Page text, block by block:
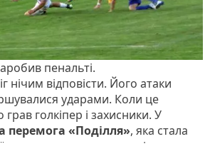
пенальті.
нічим відповісти. Його атаки
ударами. Коли це
грав голкіпер і захисники. У
перемога «Поділля», яка стала